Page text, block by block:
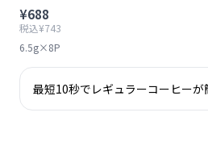
¥688
税込¥743
6.5g×8P
最短10秒でレギュラーコーヒーが